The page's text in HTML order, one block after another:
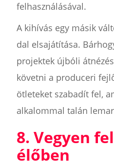
felhasználásával.
A kihívás egy másik
dal elsajátítása.
projektek újbóli
követni a produceri
ötleteket szabadít fel,
alkalommal talán
8. Vegyen
élőben